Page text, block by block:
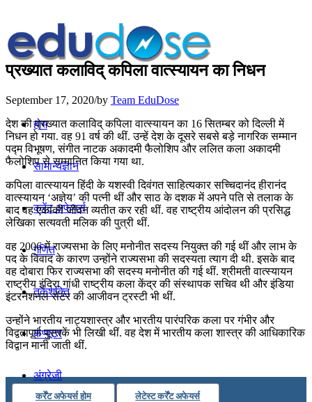
होम
सामान्यज्ञान
करेंट अफेयर्स
गणित
तर्कशक्ति
कंप्यूटर
अंग्रेजी
प्रख्यात कलाविद् कपिला वात्स्यायन का निधन
September 17, 2020/by Team EduDose
देश की प्रख्यात कलाविद् कपिला वात्स्यायन का 16 सितम्बर को दिल्ली में
निधन हो गया. वह 91 वर्ष की थीं. उन्हें देश के दूसरे सबसे बड़े नागरिक सम्मान
पद्म विभूषण, संगीत नाटक अकादमी फैलोशिप और ललित कला अकादमी
फैलोशिप से सम्मानित किया गया था.
कपिला वात्स्यायन हिंदी के यशस्वी दिवंगत साहित्यकार सच्चिदानंद हीरानंद
वात्स्यायन ‘अज्ञेय’ की पत्नी थीं और साठ के दशक में अपने पति से तलाक के
बाद वह एकांकी जीवन व्यतीत कर रही थीं. वह राष्ट्रीय आंदोलन की प्रसिद्ध
लेखिका सत्यवती मलिक की पुत्री थीं.
वह 2006 में राज्यसभा के लिए मनोनीत सदस्य नियुक्त की गई थीं और लाभ के
पद के विवाद के कारण उन्होंने राज्यसभा की सदस्यता त्याग दी थी. इसके बाद
वह दोबारा फिर राज्यसभा की सदस्य मनोनीत की गई थीं. श्रीमती वात्स्यायन
राष्ट्रीय इंदिरा गांधी राष्ट्रीय कला केंद्र की संस्थापक सचिव थी और इंडिया
इंटरनेशनल सेंटर की आजीवन ट्रस्टी भी थीं.
उन्होंने भारतीय नाट्यशास्त्र और भारतीय पारंपरिक कला पर गंभीर और
विद्वतापूर्ण पुस्तकें भी लिखी थीं. वह देश में भारतीय कला शास्त्र की आधिकारिक
विद्वान मानी जाती थीं.
कर्रेंट अफेयर्स होम लेटेस्ट कर्रेंट अफेयर्स